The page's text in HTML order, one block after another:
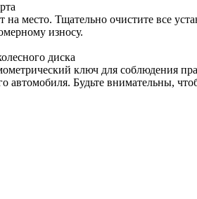
на место. Тщательно очистите все
износу.
диска
ключ для соблюдения
автомобиля. Будьте внимательны,